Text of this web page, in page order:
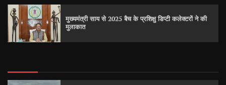
मुख्यमंत्री साय से 2025 बैच के प्रशिक्षु डिप्टी कलेक्टरों ने की
मुलाकात